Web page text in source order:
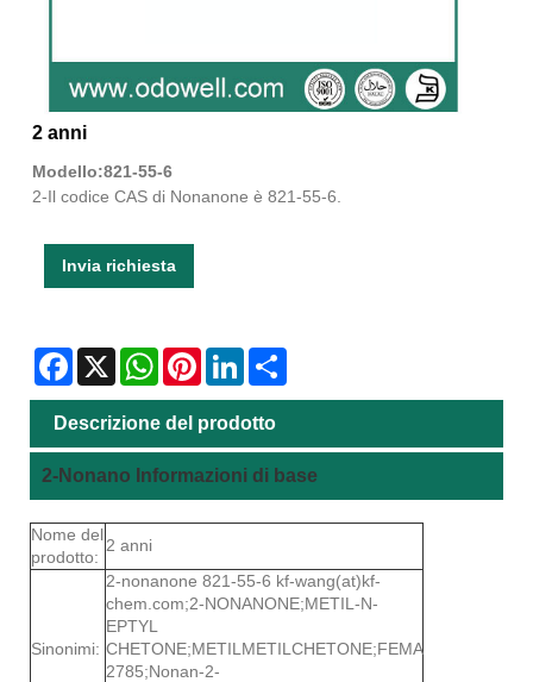
2 anni
Modello:821-55-6
2-Il codice CAS di Nonanone è 821-55-6.
Invia richiesta
Facebook
X WhatsAppPinterestLinkedIn
Descrizione del prodotto
2-Nonano Informazioni di base
Nome del
prodotto:
2 anni
Sinonimi:
2-nonanone 821-55-6 kf-wang(at)kf-
chem.com;2-NONANONE;METIL-N-
EPTYL
CHETONE;METILMETILCHETONE;FEMA
2785;Nonan-2-